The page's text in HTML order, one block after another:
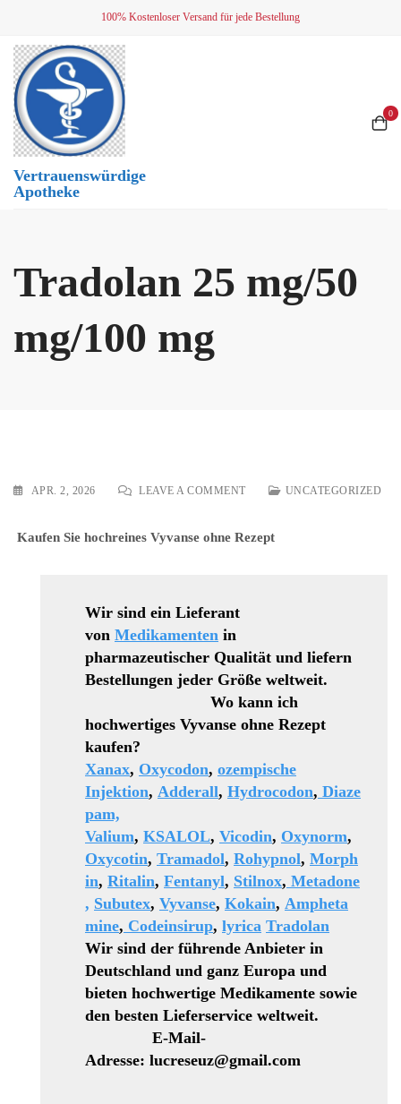
content
100% Kostenloser Versand für jede Bestellung
Vertrauenswürdige
Apotheke
0
Tradolan 25 mg/50
mg/100 mg
APR. 2, 2026 LEAVE A COMMENTON
MG/50
UNCATEGORIZED
Kaufen Sie hochreines Vyvanse ohne Rezept
Wir sind ein Lieferant
von Medikamenten in
pharmazeutischer Qualität und liefern
Bestellungen jeder Größe weltweit.
Wo kann ich
hochwertiges Vyvanse ohne Rezept
kaufen?
Xanax, Oxycodon, ozempische
Injektion, Adderall, Hydrocodon, Diaze
pam,
Valium, KSALOL, Vicodin, Oxynorm,
Oxycotin, Tramadol, Rohypnol, Morph
in, Ritalin, Fentanyl, Stilnox, Metadone
, Subutex, Vyvanse, Kokain, Ampheta
mine, Codeinsirup, lyrica Tradolan
Wir sind der führende Anbieter in
Deutschland und ganz Europa und
bieten hochwertige Medikamente sowie
den besten Lieferservice weltweit.
E-Mail-
Adresse: lucreseuz@gmail.com